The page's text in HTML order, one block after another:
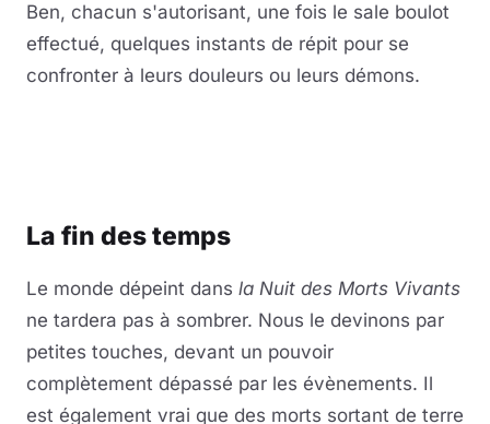
Ben, chacun s'autorisant, une fois le sale boulot
effectué, quelques instants de répit pour se
confronter à leurs douleurs ou leurs démons.
La fin des temps
Le monde dépeint dans la Nuit des Morts Vivants
ne tardera pas à sombrer. Nous le devinons par
petites touches, devant un pouvoir
complètement dépassé par les évènements. Il
est également vrai que des morts sortant de terre